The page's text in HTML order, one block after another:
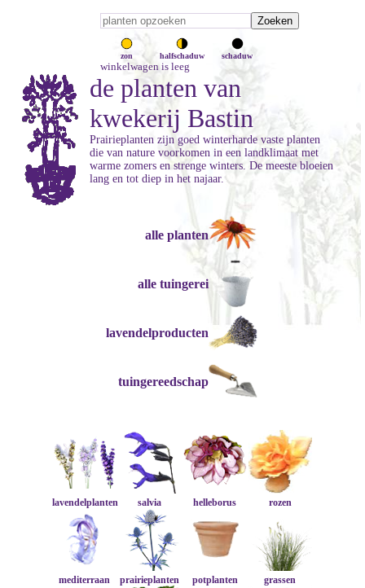
zon halfschaduw schaduw
winkelwagen is leeg
de planten van
kwekerij Bastin
Prairieplanten zijn goed winterharde vaste planten
die van nature voorkomen in een landklimaat met
warme zomers en strenge winters. De meeste bloeien
lang en tot diep in het najaar.
alle planten
alle tuingerei
lavendelproducten
tuingereedschap
lavendelplanten salvia helleborus rozen
mediterraan prairieplanten potplanten grassen